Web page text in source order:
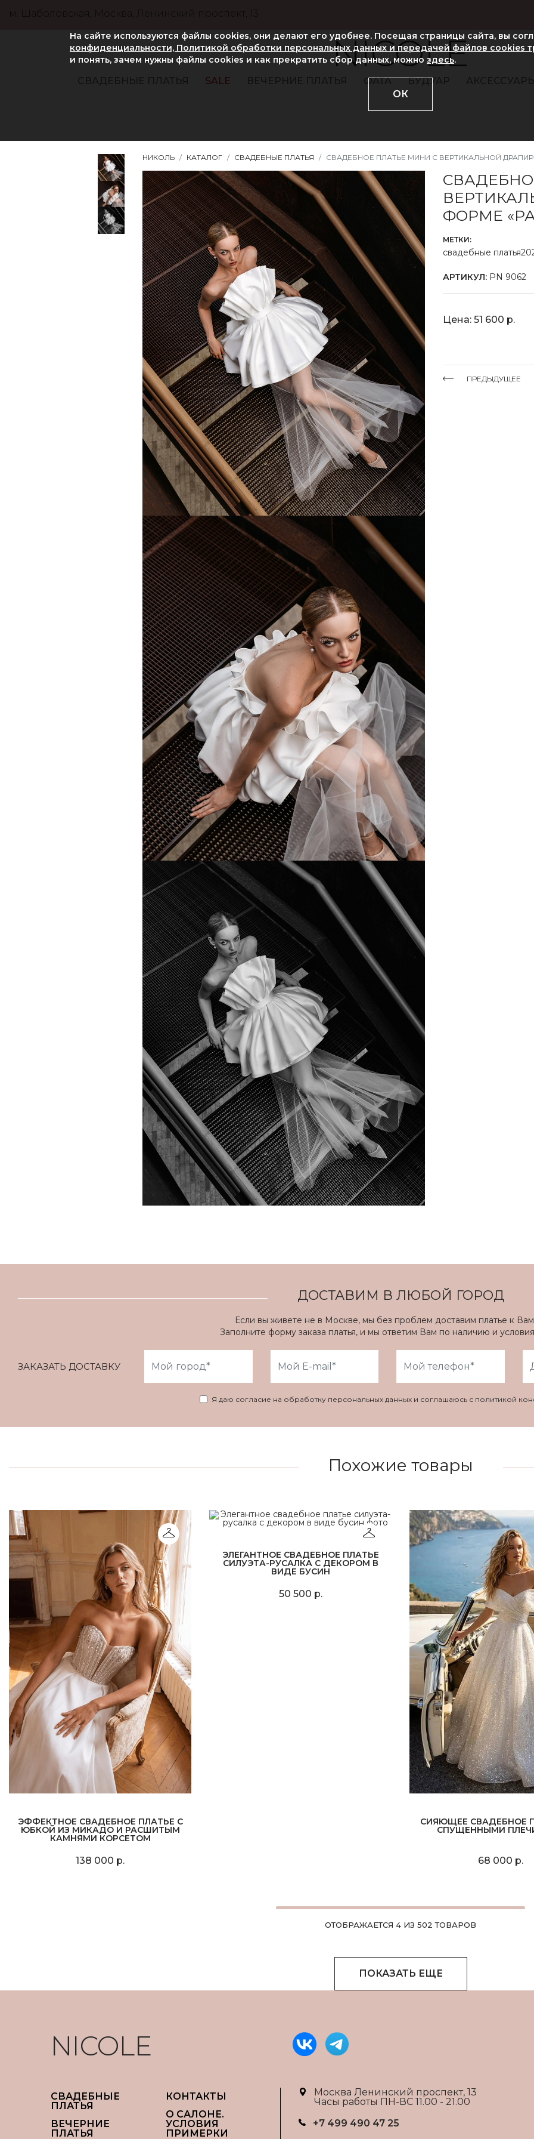
м. Шаболовская, Москва, Ленинский проспект, 13
NICOLE
СВАДЕБНЫЕ ПЛАТЬЯ SALE ВЕЧЕРНИЕ ПЛАТЬЯ ФАТА БУДУАР
НИКОЛЬ КАТАЛОГ СВАДЕБНЫЕ ПЛАТЬЯ СВАДЕБНОЕ ПЛАТЬЕ МИНИ С ВЕРТИКАЛЬНОЙ
ФОРМЕ
МЕТКИ:
свадебные
АРТИКУЛ: PN 9062
Цена: 51 600 р.
ПРЕДЫДУЩЕЕ
ДОСТАВИМ В ЛЮБОЙ ГОРОД
Если вы живете не в Москве, мы без проблем доставим платье к
Заполните форму заказа платья, и мы ответим Вам по наличию и
ЗАКАЗАТЬ ДОСТАВКУ
Я даю согласие на обработку персональных данных и соглашаюсь с политикой
Похожие товары
ЭФФЕКТНОЕ СВАДЕБНОЕ ПЛАТЬЕ С
ЮБКОЙ ИЗ МИКАДО И РАСШИТЫМ
КАМНЯМИ КОРСЕТОМ
138 000 р.
ЭЛЕГАНТНОЕ СВАДЕБНОЕ ПЛАТЬЕ
СИЛУЭТА-РУСАЛКА С ДЕКОРОМ В
ВИДЕ БУСИН
50 500 р.
СИЯЮЩЕЕ СВАДЕБНОЕ
СПУЩЕННЫМИ
68 000 р.
ОТОБРАЖАЕТСЯ 4 ИЗ 502 ТОВАРОВ
ПОКАЗАТЬ ЕЩЕ
NICOLE
СВАДЕБНЫЕ
ПЛАТЬЯ
ВЕЧЕРНИЕ
ПЛАТЬЯ
КОНТАКТЫ
О САЛОНЕ.
УСЛОВИЯ
ПРИМЕРКИ
Москва Ленинский проспект, 13
Часы работы ПН-ВС 11.00 - 21.00
+7 499 490 47 25
На сайте используются файлы cookies, они делают его удобнее. Посещая страницы сайта, вы
конфиденциальности, Политикой обработки персональных данных и передачей файлов cookies
и понять, зачем нужны файлы сookies и как прекратить сбор данных, можно здесь.
ОК